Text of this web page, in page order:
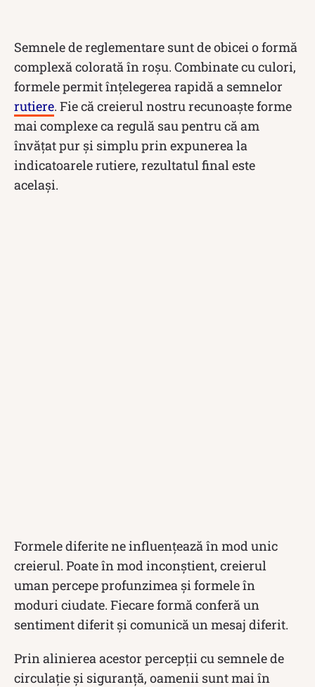
Semnele de reglementare sunt de obicei o formă
complexă colorată în roșu. Combinate cu culori,
formele permit înțelegerea rapidă a semnelor
rutiere. Fie că creierul nostru recunoaște forme
mai complexe ca regulă sau pentru că am
învățat pur și simplu prin expunerea la
indicatoarele rutiere, rezultatul final este
același.
Formele diferite ne influențează în mod unic
creierul. Poate în mod inconștient, creierul
uman percepe profunzimea și formele în
moduri ciudate. Fiecare formă conferă un
sentiment diferit și comunică un mesaj diferit.
Prin alinierea acestor percepții cu semnele de
circulație și siguranță, oamenii sunt mai în